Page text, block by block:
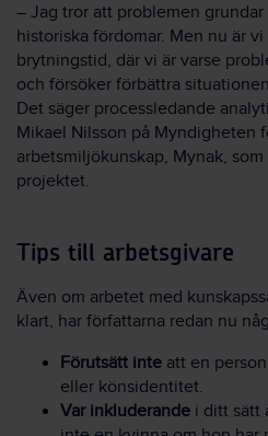
– Jag tror att problemen grundar
historiska fördomar. Men nu är vi
brytningstid, där vi är varse
och försöker förbättra
Det säger processledande
Mikael Nilsson på Myndigheten
arbetsmiljökunskap, Mynak,
projektet.
Tips till arbetsgivare
Även om arbetet med
klart, har författarna redan nu
Förutsätt inte att en
eller könsidentitet.
Var inkluderande i ditt sätt